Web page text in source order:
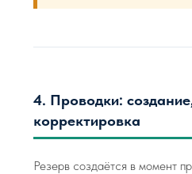
4. Проводки:
корректировка
Резерв создаётся в момент